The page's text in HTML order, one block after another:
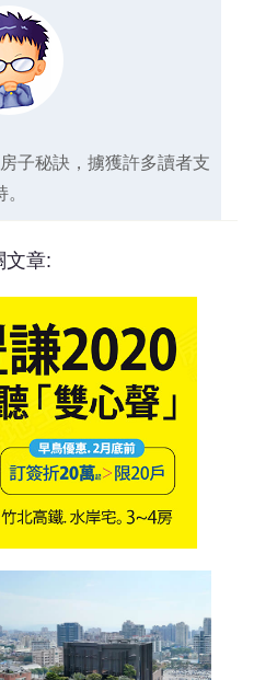
子秘訣，擄獲許多讀者支
。
文章: